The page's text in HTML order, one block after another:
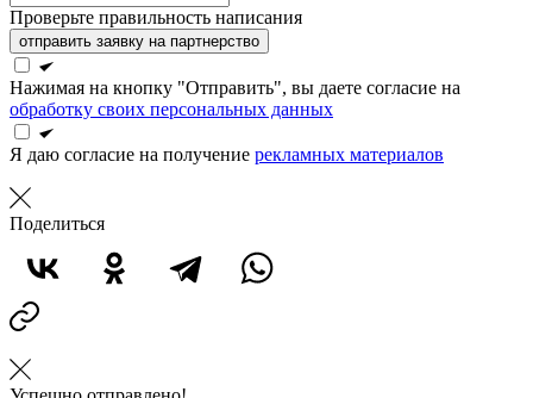
Проверьте правильность написания
отправить заявку на партнерство
Нажимая на кнопку "Отправить", вы даете согласие на
обработку своих персональных данных
Я даю согласие на получение рекламных материалов
Поделиться